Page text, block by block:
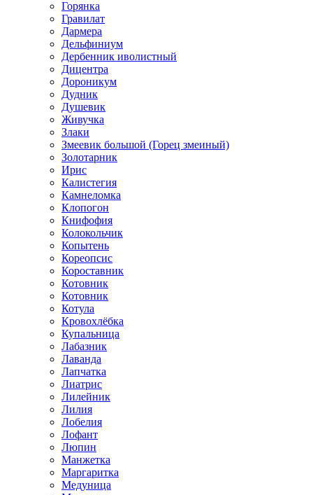
Горянка
Гравилат
Дармера
Дельфиниум
Дербенник иволистный
Дицентра
Дороникум
Дудник
Душевик
Живучка
Злаки
Змеевик большой (Горец змеиный)
Золотарник
Ирис
Калистегия
Камнеломка
Клопогон
Книфофия
Колокольчик
Копытень
Кореопсис
Короставник
Котовник
Котовник
Котула
Кровохлёбка
Купальница
Лабазник
Лаванда
Лапчатка
Лиатрис
Лилейник
Лилия
Лобелия
Лофант
Люпин
Манжетка
Маргаритка
Медуница